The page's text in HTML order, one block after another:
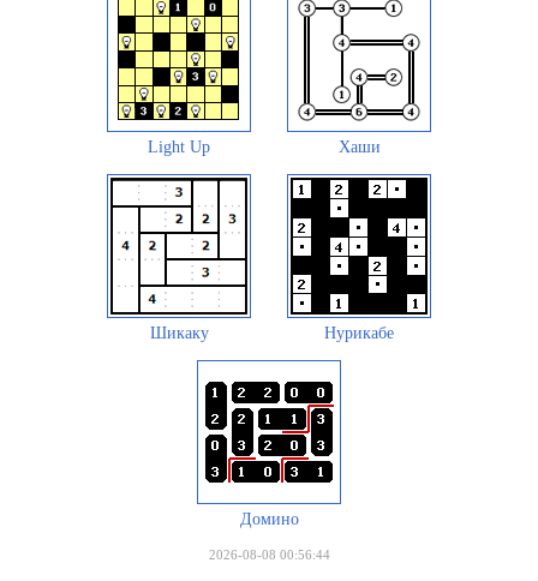
Light Up Хаши
Шикаку Нурикабе
Домино
2026-08-08 00:56:44